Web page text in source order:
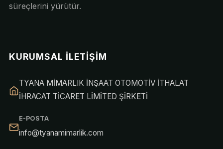
süreçlerini yürütür.
KURUMSAL İLETIŞIM
TYANA MİMARLIK İNŞAAT OTOMOTİV İTHALAT
İHRACAT TİCARET LİMİTED ŞİRKETİ
E-POSTA
info@tyanamimarlik.com